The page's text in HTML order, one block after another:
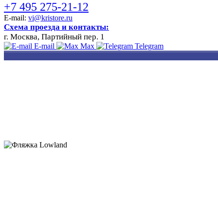
+7 495 275-21-12
E-mail: vi@kristore.ru
Схема проезда и контакты:
г. Москва, Партийный пер. 1
E-mail Max Telegram